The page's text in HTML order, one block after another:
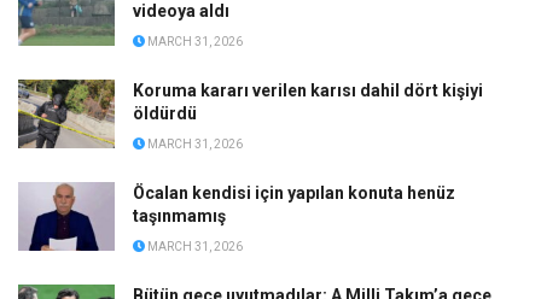
videoya aldı
MARCH 31, 2026
Koruma kararı verilen karısı dahil dört kişiyi
öldürdü
MARCH 31, 2026
Öcalan kendisi için yapılan konuta henüz
taşınmamış
MARCH 31, 2026